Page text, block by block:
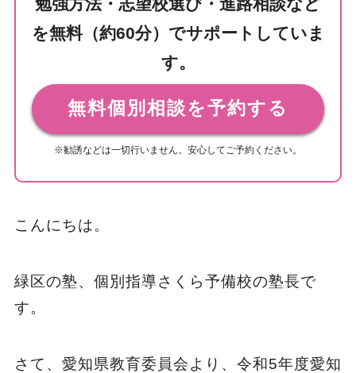
を無料（約60分）でサポートしていま
す。
無料個別相談を予約する
※勧誘などは一切行いません。安心してご予約ください。
こんにちは。
緑区の塾、個別指導さくら予備校の塾長で
す。
さて、愛知県教育委員会より、令和5年度愛知